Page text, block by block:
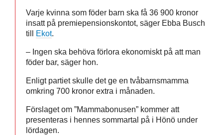
Varje kvinna som föder barn ska få 36 900 kronor
insatt på premiepensionskontot, säger Ebba Busch
till
Ekot.
– Ingen ska behöva förlora ekonomiskt på att man
föder bar, säger hon.
Enligt partiet skulle det ge en tvåbarnsmamma
omkring 700 kronor extra i månaden.
Förslaget om ”Mammabonusen” kommer att
presenteras i hennes sommartal på i Hönö under
lördagen.